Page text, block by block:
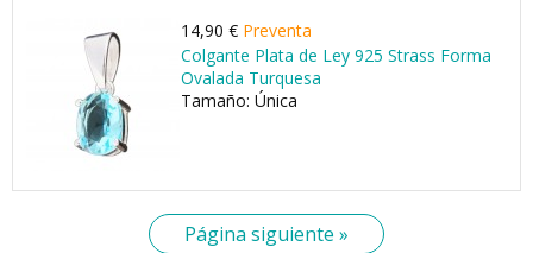
14,90 € Preventa
Colgante Plata de Ley 925 Strass Forma
Ovalada Turquesa
Tamaño: Única
Página siguiente »